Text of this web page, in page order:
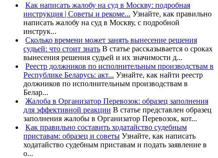
Как написать жалобу на суд в Москву: подробная
инструкция | Советы и рекоме... Узнайте, как правильно
написать жалобу на суд в Москву, с подробной
инструк...
Сколько времени может занять вынесение решения
судьей: что стоит знать В статье рассказывается о сроках
вынесения решения судьей и их значимости д...
Реестр должников по исполнительным производствам в
Республике Беларусь: акт... Узнайте, как найти реестр
должников по исполнительным производствам в
Белар...
Жалоба в Организатор Перевозок: образец заполнения
для эффективной реакции В статье представлен образец
заполнения жалобы в Организатор Перевозок, кот...
Как правильно составить ходатайство судебным
приставам: образец и советы Узнайте, как написать
ходатайство судебным приставам и подать заявление в
о...